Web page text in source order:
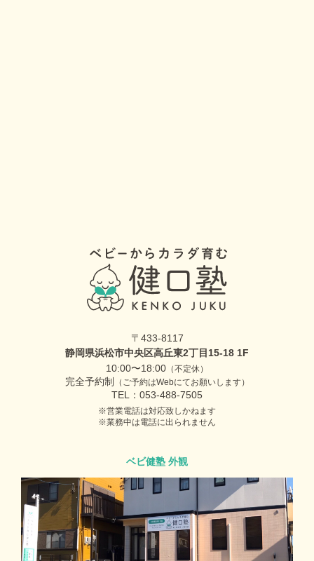
〒433-8117
静岡県浜松市中央区高丘東2丁目15-18 1F
10:00〜18:00 （不定休）
完全予約制 （ご予約はWebにてお願いします）
TEL：053-488-7505
営業電話は対応致しかねます
業務中は電話に出られません
ベビ健塾 外観